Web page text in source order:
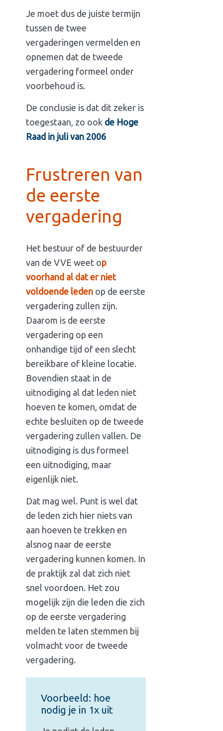
Je moet dus de juiste termijn
tussen de twee
vergaderingen vermelden en
opnemen dat de tweede
vergadering formeel onder
voorbehoud is.
De conclusie is dat dit zeker is
toegestaan, zo ook de Hoge
Raad in juli van 2006
Frustreren van
de eerste
vergadering
Het bestuur of de bestuurder
van de VVE weet op
voorhand al dat er niet
voldoende leden op de eerste
vergadering zullen zijn.
Daarom is de eerste
vergadering op een
onhandige tijd of een slecht
bereikbare of kleine locatie.
Bovendien staat in de
uitnodiging al dat leden niet
hoeven te komen, omdat de
echte besluiten op de tweede
vergadering zullen vallen. De
uitnodiging is dus formeel
een uitnodiging, maar
eigenlijk niet.
Dat mag wel. Punt is wel dat
de leden zich hier niets van
aan hoeven te trekken en
alsnog naar de eerste
vergadering kunnen komen. In
de praktijk zal dat zich niet
snel voordoen. Het zou
mogelijk zijn die leden die zich
op de eerste vergadering
melden te laten stemmen bij
volmacht voor de tweede
vergadering.
Voorbeeld: hoe
nodig je in 1x uit